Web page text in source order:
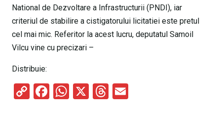
National de Dezvoltare a Infrastructurii (PNDI), iar
criteriul de stabilire a cistigatorului licitatiei este pretul
cel mai mic. Referitor la acest lucru, deputatul Samoil
Vilcu vine cu precizari –
Distribuie:
C
F
W X
T